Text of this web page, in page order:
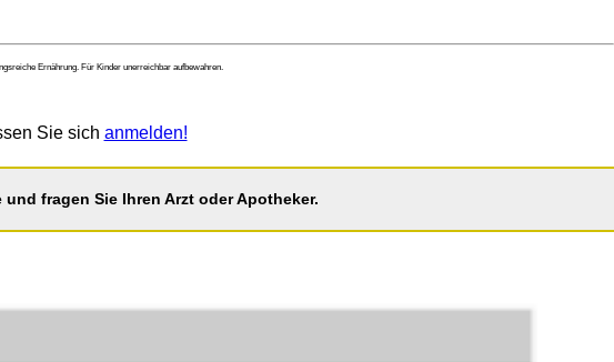
Ernährung. Für Kinder unerreichbar aufbewahren.
Sie sich anmelden!
fragen Sie Ihren Arzt oder Apotheker.